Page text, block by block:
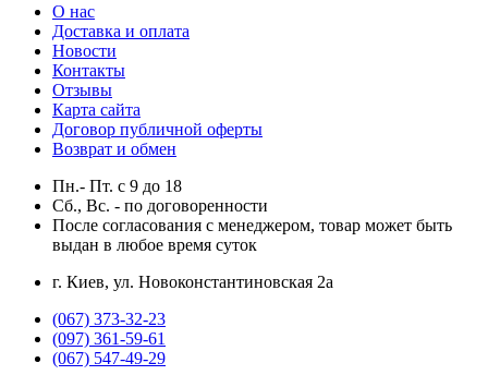
О нас
Доставка и оплата
Новости
Контакты
Отзывы
Карта сайта
Договор публичной оферты
Возврат и обмен
Пн.- Пт. с 9 до 18
Сб., Вс. - по договоренности
После согласования с менеджером, товар может быть
выдан в любое время суток
г. Киев, ул. Новоконстантиновская 2а
(067) 373-32-23
(097) 361-59-61
(067) 547-49-29